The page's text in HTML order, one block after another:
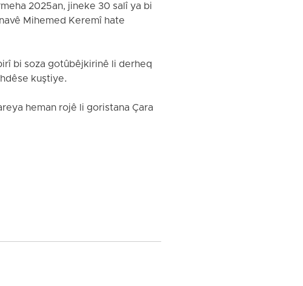
2025an, jineke 30 salî ya bi
Mihemed Keremî hate
bi soza gotûbêjkirinê li derheq
kuştiye.
heman rojê li goristana Çara